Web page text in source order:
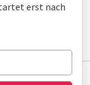
erst nach